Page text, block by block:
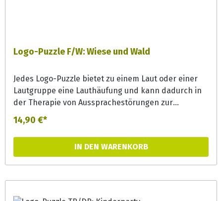
Logo-Puzzle F/W: Wiese und Wald
Jedes Logo-Puzzle bietet zu einem Laut oder einer
Lautgruppe eine Lauthäufung und kann dadurch in
der Therapie von Aussprachestörungen zur
Lautgeneralisierung effizient eingesetzt werden.
Aber auch in der Förderung bieten die Puzzles bunte
Erzählanlässe und können zur
Phonemsensibilisierung und Wortschatzerweiterung
14,90 €*
IN DEN WARENKORB